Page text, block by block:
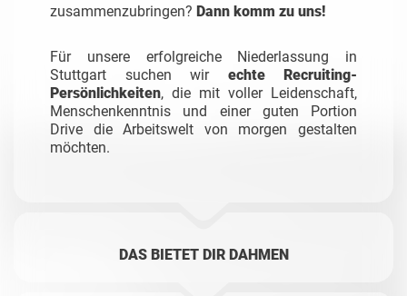
zusammenzubringen? Dann komm zu uns!
Für unsere erfolgreiche Niederlassung in
Stuttgart suchen wir echte Recruiting-
Persönlichkeiten, die mit voller Leidenschaft,
Menschenkenntnis und einer guten Portion
Drive die Arbeitswelt von morgen gestalten
möchten.
DAS BIETET DIR DAHMEN